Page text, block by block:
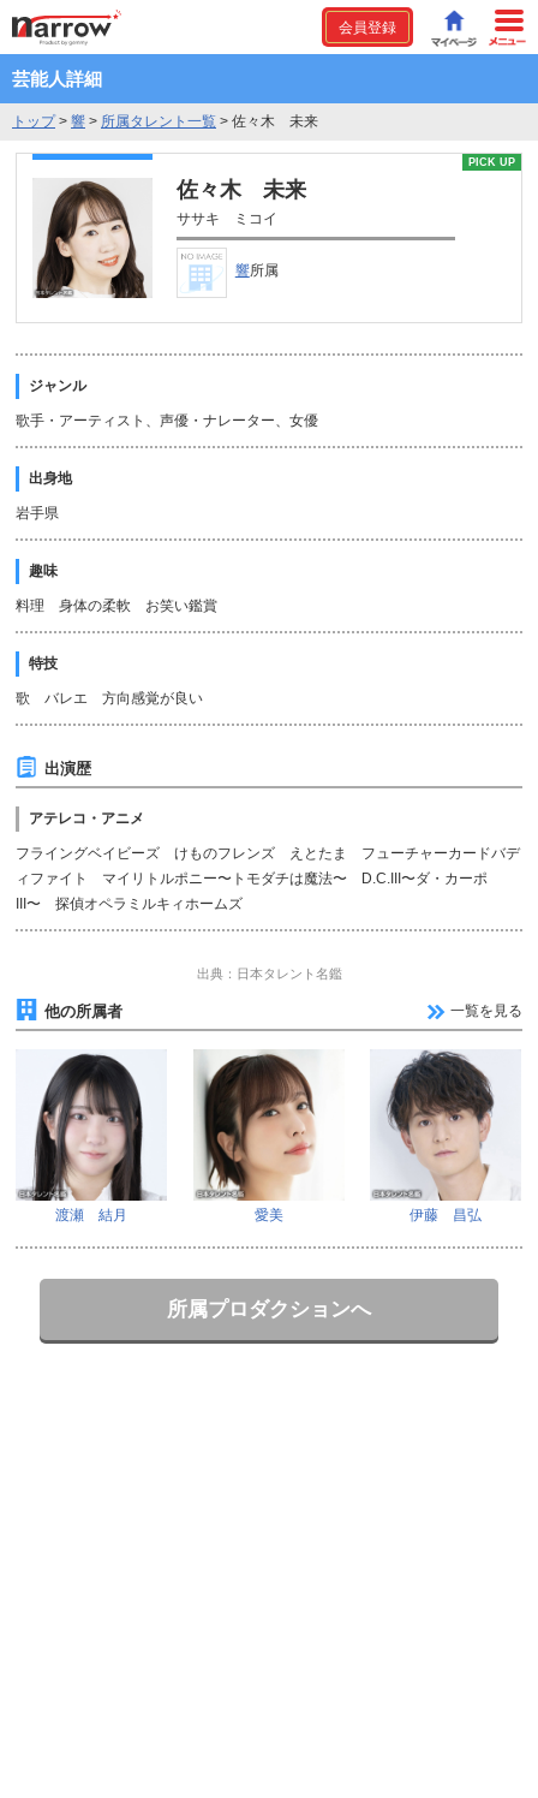
会員登録
芸能人詳細
トップ> 響 > 所属タレント一覧 > 佐々木 未来
PICK UP
佐々木 未来
ササキ ミコイ
響所属
ジャンル
歌手・アーティスト、声優・ナレーター、女優
出身地
岩手県
趣味
料理 身体の柔軟 お笑い鑑賞
特技
歌 バレエ 方向感覚が良い
出演歴
アテレコ・アニメ
フライングベイビーズ けものフレンズ えとたま フューチャーカードバデ
ィファイト マイリトルポニー〜トモダチは魔法〜 D.C.III〜ダ・カーポ
III〜 探偵オペラミルキィホームズ
出典：日本タレント名鑑
他の所属者 一覧を見る
渡瀬 結月 愛美 伊藤 昌弘
所属プロダクションへ